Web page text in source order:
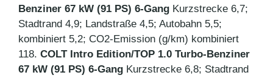
Benziner 67 kW (91 PS) 6-Gang Kurzstrecke 6,7;
Stadtrand 4,9; Landstraße 4,5; Autobahn 5,5;
kombiniert 5,2; CO2-Emission (g/km) kombiniert
118. COLT Intro Edition/TOP 1.0 Turbo-Benziner
67 kW (91 PS) 6-Gang Kurzstrecke 6,8; Stadtrand